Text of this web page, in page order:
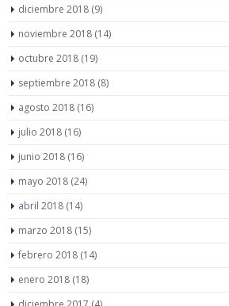
diciembre 2018 (9)
noviembre 2018 (14)
octubre 2018 (19)
septiembre 2018 (8)
agosto 2018 (16)
julio 2018 (16)
junio 2018 (16)
mayo 2018 (24)
abril 2018 (14)
marzo 2018 (15)
febrero 2018 (14)
enero 2018 (18)